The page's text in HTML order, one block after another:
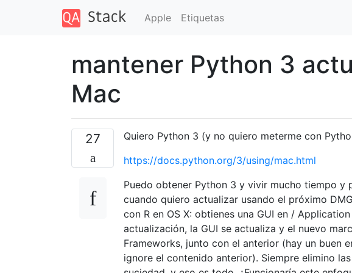
Apple Etiquetas
mantener Python 3
Mac
27
Quiero Python 3 (y no quiero meterme con
https://docs.python.org/3/using/mac.html
Puedo obtener Python 3 y vivir mucho tiempo y
cuando quiero actualizar usando el próximo
con R en OS X: obtienes una GUI en /
actualización, la GUI se actualiza y el nuevo
Frameworks, junto con el anterior (hay un buen
ignore el contenido anterior). Siempre elimino